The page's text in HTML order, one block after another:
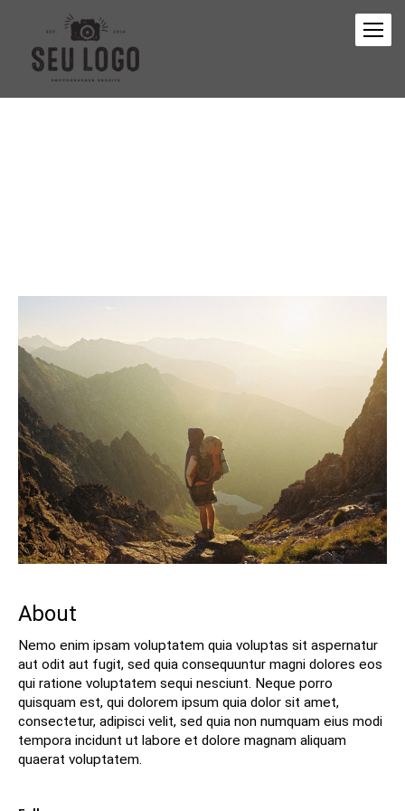
About
Nemo enim ipsam voluptatem quia voluptas sit aspernatur
aut odit aut fugit, sed quia consequuntur magni dolores eos
qui ratione voluptatem sequi nesciunt. Neque porro
quisquam est, qui dolorem ipsum quia dolor sit amet,
consectetur, adipisci velit, sed quia non numquam eius modi
tempora incidunt ut labore et dolore magnam aliquam
quaerat voluptatem.